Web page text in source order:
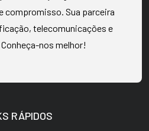
compromisso. Sua parceira
telecomunicações e
nos melhor!
RÁPIDOS